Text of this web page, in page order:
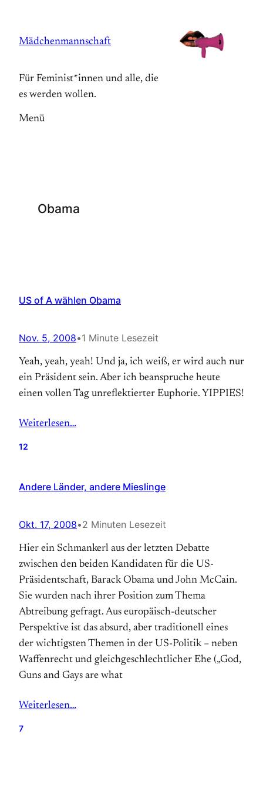
springen
Mädchenmannschaft
Für Feminist*innen und alle, die
es werden wollen.
Menü
Obama
US of A wählen Obama
Nov. 5, 2008•1 Minute Lesezeit
Yeah, yeah, yeah! Und ja, ich weiß, er wird auch nur
ein Präsident sein. Aber ich beanspruche heute
einen vollen Tag unreflektierter Euphorie. YIPPIES!
Weiterlesen…
12
Andere Länder, andere Mieslinge
Okt. 17, 2008•2 Minuten Lesezeit
Hier ein Schmankerl aus der letzten Debatte
zwischen den beiden Kandidaten für die US-
Präsidentschaft, Barack Obama und John McCain.
Sie wurden nach ihrer Position zum Thema
Abtreibung gefragt. Aus europäisch-deutscher
Perspektive ist das absurd, aber traditionell eines
der wichtigsten Themen in der US-Politik – neben
Waffenrecht und gleichgeschlechtlicher Ehe („God,
Guns and Gays are what
Weiterlesen…
7